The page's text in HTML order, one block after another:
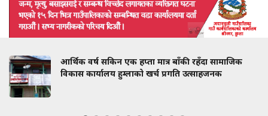
आर्थिक वर्ष सकिन एक हप्ता मात्र बाँकी रहँदा सामाजिक
विकास कार्यालय हुम्लाको खर्च प्रगति उत्साहजनक